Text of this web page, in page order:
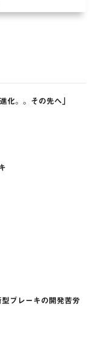
化。。その先へ」
ブレーキの開発苦労